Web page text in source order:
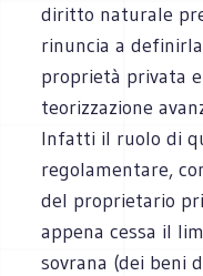
diritto naturale
rinuncia a
proprietà privata
teorizzazione
Infatti il ruolo di
regolamentare,
del proprietario
appena cessa il
sovrana (dei beni